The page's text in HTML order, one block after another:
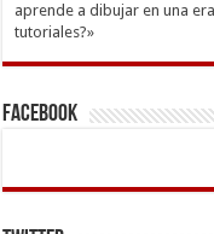
aprende a dibujar en una
tutoriales?»
Facebook